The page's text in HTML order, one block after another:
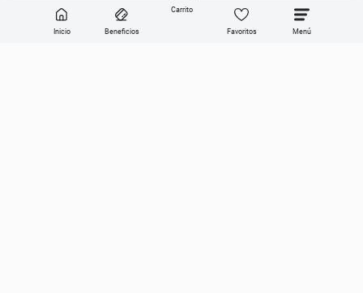
Inicio Beneficios
Carrito
Favoritos